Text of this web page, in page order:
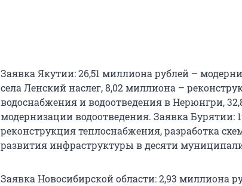
Заявка Якутии: 26,51 миллиона рублей –
села Ленский наслег, 8,02 миллиона –
водоснабжения и водоотведения в Нерюнгри,
модернизации водоотведения. Заявка Бурятии:
реконструкция теплоснабжения, разработка
развития инфраструктуры в десяти
Заявка Новосибирской области: 2,93 миллиона